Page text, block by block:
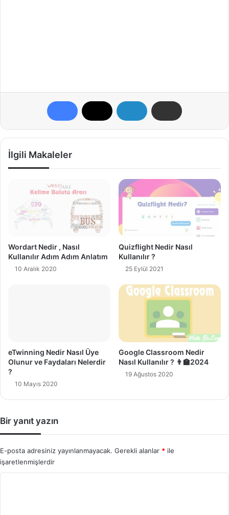
İlgili Makaleler
Wordart Nedir , Nasıl
Kullanılır Adım Adım Anlatım
10 Aralık 2020
Quizflight Nedir Nasıl
Kullanılır ?
25 Eylül 2021
eTwinning Nedir Nasıl Üye
Olunur ve Faydaları Nelerdir
?
10 Mayıs 2020
Google Classroom Nedir
Nasıl Kullanılır ? 👨‍🏫2024
19 Ağustos 2020
Bir yanıt yazın
E-posta adresiniz yayınlanmayacak. Gerekli alanlar * ile
işaretlenmişlerdir